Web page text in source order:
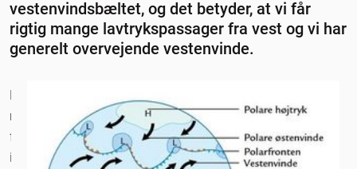
Kraftigere tropiske orkaner – sandsynligvis
Klimaforandringer påvirker ikke sommer og vinter
ens
Fremtidige klimaforandringer i Grønland
vestenvindsbæltet, og det betyder, at vi får
rigtig mange lavtrykspassager fra vest og vi har
generelt overvejende vestenvinde.
Kigger
man
frem
i